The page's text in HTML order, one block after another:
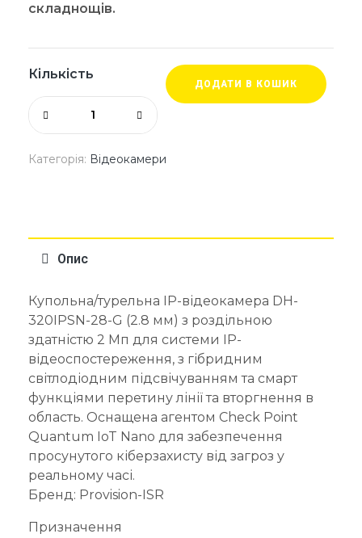
складнощів.
Кількість
ДОДАТИ В КОШИК
Категорія: Відеокамери
Опис
Купольна/турельна IP-відеокамера DH-
320IPSN-28-G (2.8 мм) з роздільною
здатністю 2 Мп для системи IP-
відеоспостереження, з гібридним
світлодіодним підсвічуванням та смарт
функціями перетину лінії та вторгнення в
область. Оснащена агентом Check Point
Quantum IoT Nano для забезпечення
просунутого кіберзахисту від загроз у
реальному часі.
Бренд: Provision-ISR
Призначення